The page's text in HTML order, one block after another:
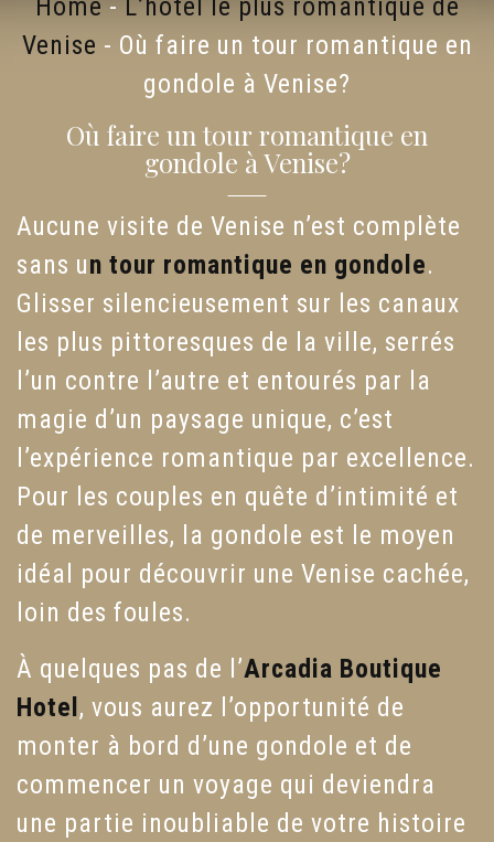
Home - L’hôtel le plus romantique de
Venise - Où faire un tour romantique en
gondole à Venise?
Où faire un tour romantique en
gondole à Venise?
Aucune visite de Venise n’est complète
sans un tour romantique en gondole.
Glisser silencieusement sur les canaux
les plus pittoresques de la ville, serrés
l’un contre l’autre et entourés par la
magie d’un paysage unique, c’est
l’expérience romantique par excellence.
Pour les couples en quête d’intimité et
de merveilles, la gondole est le moyen
idéal pour découvrir une Venise cachée,
loin des foules.
À quelques pas de l’Arcadia Boutique
Hote , vous aurez l’opportunité de
monter à bord d’une gondole et de
commencer un voyage qui deviendra
une partie inoubliable de votre histoire